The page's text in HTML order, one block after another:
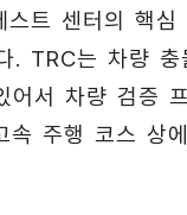
센터의 핵심
. TRC는 차량
어서 차량 검증
주행 코스 상